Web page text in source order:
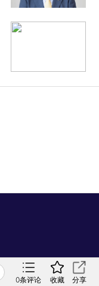
0条评论 收藏 分享